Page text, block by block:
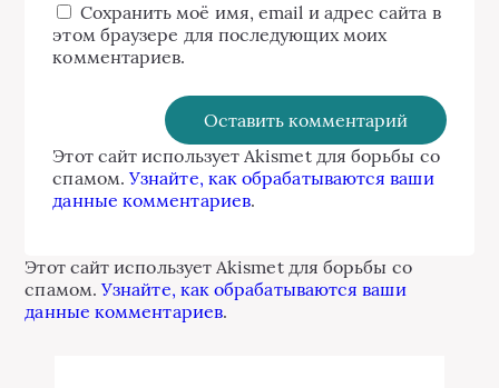
Сохранить моё имя, email и адрес сайта в
этом браузере для последующих моих
комментариев.
Этот сайт использует Akismet для борьбы со
спамом.Узнайте, как обрабатываются ваши
данные комментариев.
Этот сайт использует Akismet для борьбы со
спамом.Узнайте, как обрабатываются ваши
данные комментариев.